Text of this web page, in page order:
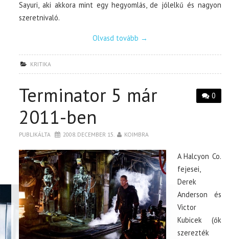
Sayuri, aki akkora mint egy hegyomlás, de jólelkű és nagyon
szeretnivaló.
Olvasd tovább →
KRITIKA
0
Terminator 5 már
2011-ben
PUBLIKÁLTA 2008. DECEMBER 15. KOIMBRA
A Halcyon Co.
fejesei,
Derek
Anderson és
Victor
Kubicek (ők
szerezték